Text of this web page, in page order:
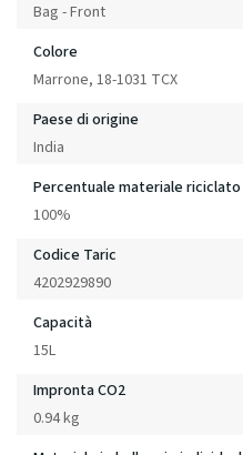
Bag - Front
Colore
Marrone, 18-1031 TCX
Paese di origine
India
Percentuale materiale riciclato
100%
Codice Taric
4202929890
Capacità
15L
Impronta CO2
0.94 kg